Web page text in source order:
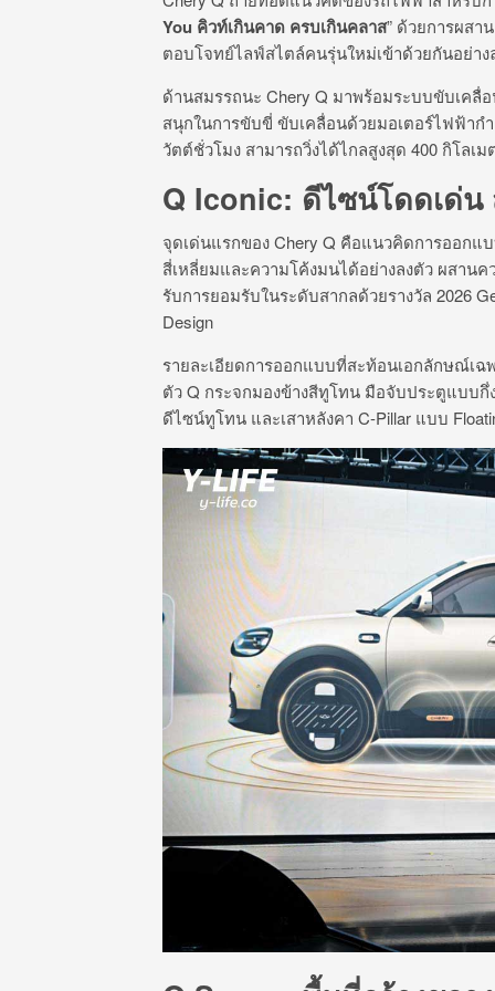
You คิวท์เกินคาด ครบเกินคลาส” ด้วยการผสา
ตอบโจทย์ไลฟ์สไตล์คนรุ่นใหม่เข้าด้วยกันอย่าง
ด้านสมรรถนะ Chery Q มาพร้อมระบบขับเคลื่
สนุกในการขับขี่ ขับเคลื่อนด้วยมอเตอร์ไฟฟ้าก
วัตต์ชั่วโมง สามารถวิ่งได้ไกลสูงสุด 400 กิโลเ
Q Iconic: ดีไซน์โดดเด่
จุดเด่นแรกของ Chery Q คือแนวคิดการออกแ
สี่เหลี่ยมและความโค้งมนได้อย่างลงตัว ผสาน
รับการยอมรับในระดับสากลด้วยรางวัล 2026
Design
รายละเอียดการออกแบบที่สะท้อนเอกลักษณ์เ
ตัว Q กระจกมองข้างสีทูโทน มือจับประตูแบบกึ่
ดีไซน์ทูโทน และเสาหลังคา C-Pillar แบบ